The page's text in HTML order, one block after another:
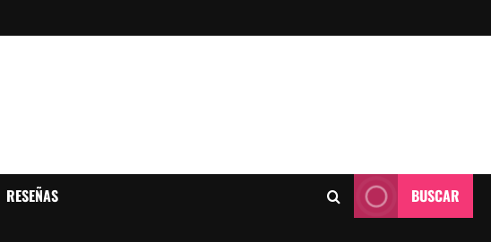
RESEÑAS BUSCAR